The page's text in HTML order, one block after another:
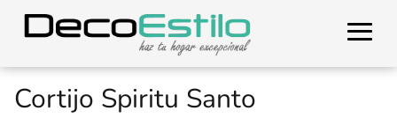
Cortijo Spiritu Santo